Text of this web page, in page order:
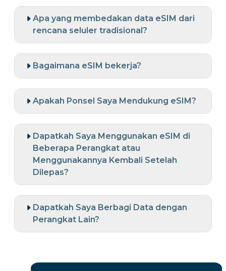
Apa yang membedakan data eSIM dari
rencana seluler tradisional?
Bagaimana eSIM bekerja?
Apakah Ponsel Saya Mendukung eSIM?
Dapatkah Saya Menggunakan eSIM di
Beberapa Perangkat atau
Menggunakannya Kembali Setelah
Dilepas?
Dapatkah Saya Berbagi Data dengan
Perangkat Lain?